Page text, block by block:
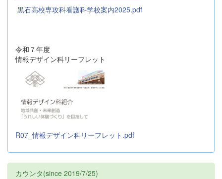
黒石高校専攻科看護科学校案内2025.pdf
令和７年度
情報デザイン科リーフレット
R07_情報デザイン科リーフレット.pdf
カウンタ(since 2019/7/25)